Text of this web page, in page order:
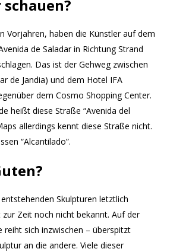
Vorjahren, haben die Künstler auf dem
de Saladar in Richtung Strand
Das ist der Gehweg zwischen
de Jandia) und dem Hotel IFA
dem Cosmo Shopping Center.
heißt diese Straße “Avenida del
allerdings kennt diese Straße nicht.
“Alcantilado”.
Skulpturen letztlich
Zeit noch nicht bekannt. Auf der
reiht sich inzwischen – überspitzt
an die andere. Viele dieser